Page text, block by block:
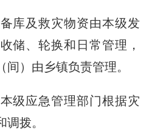
及救灾物资由本级发
储、轮换和日常管理，
）由乡镇负责管理。
应急管理部门根据灾
拨。